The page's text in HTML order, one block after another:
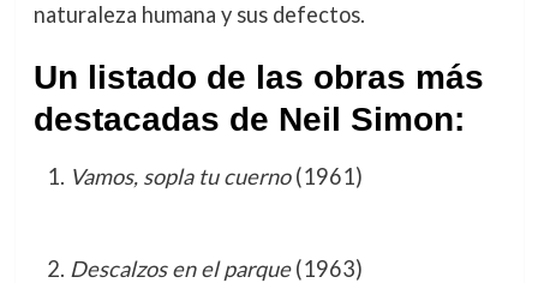
naturaleza humana y sus defectos.
Un listado de las obras más
destacadas de Neil Simon:
Vamos, sopla tu cuerno(1961)
Descalzos en el parque(1963)